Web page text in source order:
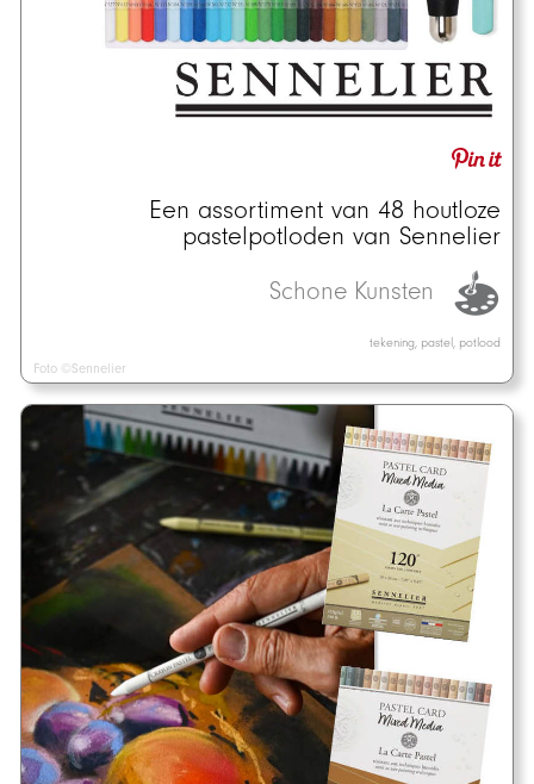
Een assortiment van 48 houtloze
pastelpotloden van Sennelier
Schone Kunsten
tekening, pastel, potlood
Foto ©Sennelier